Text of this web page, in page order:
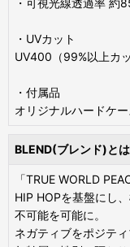
・UVカット
UV400（99%以上カッ
・付属品
オリジナルハードケ
BLEND(ブレンド)とは
「TRUE WORLD
HIP HOPを基盤にし
不可能を可能に。
ネガティブをポジティ